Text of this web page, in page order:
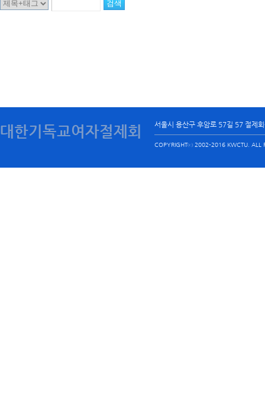
대한기독교여자절제회 서울시 용산구 후암로 57길 57 절제
COPYRIGHTⓒ 2002-2016 KWCTU. ALL